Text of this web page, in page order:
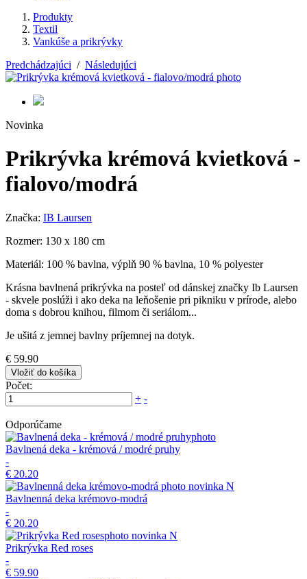
Produkty
Textil
Vankúše a prikrývky
Predchádzajúci / Následujúci
Novinka
Prikrývka krémová kvietková -
fialovo/modrá
Značka: IB Laursen
Rozmer: 130 x 180 cm
Materiál: 100 % bavlna, výplň 90 % bavlna, 10 % polyester
Krásna bavlnená prikrývka na posteľ od dánskej značky Ib Laursen
- skvele poslúži i ako deka na leňošenie pri pikniku v prírode, alebo
doma s dobrou knihou, filmom či seriálom...
Je ušitá z jemnej bavlny príjemnej na dotyk.
€ 59.90
Vložiť do košíka
Počet:
+ -
Odporúčame
Bavlnená deka - krémová / modré pruhy
-
€ 20.20
novinka N
Bavlnenná deka krémovo-modrá
-
€ 20.20
novinka N
Prikrývka Red roses
-
€ 59.90